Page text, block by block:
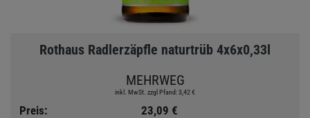
Rothaus Radlerzäpfle naturtrüb 4x6x0,33l
MEHRWEG
inkl. MwSt. zzgl Pfand: 3,42 €
Preis: 23,09 €